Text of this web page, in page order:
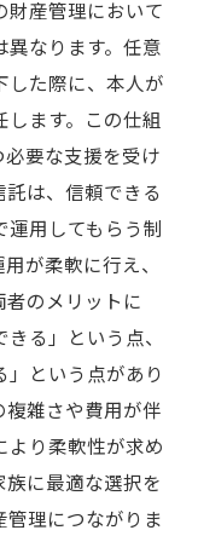
財産管理において
異なります。任意
した際に、本人が
ます。この仕組
要な支援を受け
託は、信頼できる
用してもらう制
が柔軟に行え、
者のメリットに
る」という点、
」という点があり
複雑さや費用が伴
より柔軟性が求め
族に最適な選択を
管理につながりま